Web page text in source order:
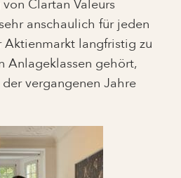
Clartan Valeurs
anschaulich für jeden
Aktienmarkt langfristig zu
Anlageklassen gehört,
vergangenen Jahre